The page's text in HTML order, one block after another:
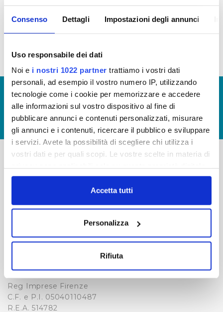
Consenso Dettagli Impostazioni degli annunci
Uso responsabile dei dati
Noi e i nostri 1022 partner trattiamo i vostri dati
personali, ad esempio il vostro numero IP, utilizzando
tecnologie come i cookie per memorizzare e accedere
alle informazioni sul vostro dispositivo al fine di
pubblicare annunci e contenuti personalizzati, misurare
gli annunci e i contenuti, ricercare il pubblico e sviluppare
i servizi. Avete la possibilità di scegliere chi utilizza i
vostri dati e per quali scopi. Le vostre scelte in materia di
in cui avete effettuato le vostre scelte. È possibile
modificare o revocare il proprio consenso in qualsiasi
momento dalla Dichiarazione sui cookie o facendo clic
Con il tuo consenso, vorremmo anche:
raccogliere informazioni sulla tua posizione
Identificare il tuo dispositivo, scansionandolo
attivamente alla ricerca di caratteristiche specifiche
Accetta tutti
Personalizza
Rifiuta
Tassi di Assenza 2016 (allegato)
© Copyright 2017 - 2026
GLOSSARIO
GIUDICA IL SERVIZIO
LAVORA CON NOI
50126 Fi
Reg Imprese Firenze
C.F. e P.I. 05040110487
R.E.A. 514782
FAQ
PRIVACY POLICY
NOTE LEGALI
COOKIE
WHISTLEBLOWING
CREDITS